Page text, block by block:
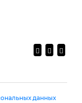
данных